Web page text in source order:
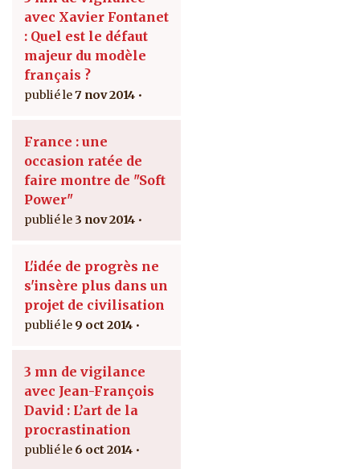
avec Xavier Fontanet
: Quel est le défaut
majeur du modèle
français ?
7 nov 2014
France : une
occasion ratée de
faire montre de "Soft
Power"
3 nov 2014
L'idée de progrès ne
s'insère plus dans un
projet de civilisation
9 oct 2014
3 mn de vigilance
avec Jean-François
David : L’art de la
procrastination
6 oct 2014